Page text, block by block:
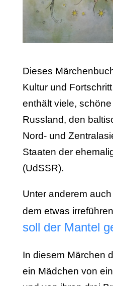
Dieses
Kultur und
enthält viele,
Russland, den
Nord- und
Staaten der
(UdSSR).
Unter anderem
dem etwas
soll der Mantel
In diesem Märchen
ein Mädchen von